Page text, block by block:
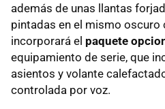
además de unas llantas
pintadas en el mismo oscuro
incorporará el paquete
equipamiento de serie, que
asientos y volante
controlada por voz.